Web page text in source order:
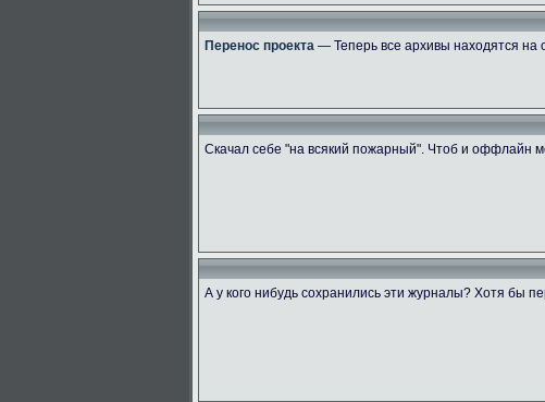
Перенос проекта — Теперь все архивы находятся на
Скачал себе "на всякий пожарный". Чтоб и оффлайн
А у кого нибудь сохранились эти журналы? Хотя бы